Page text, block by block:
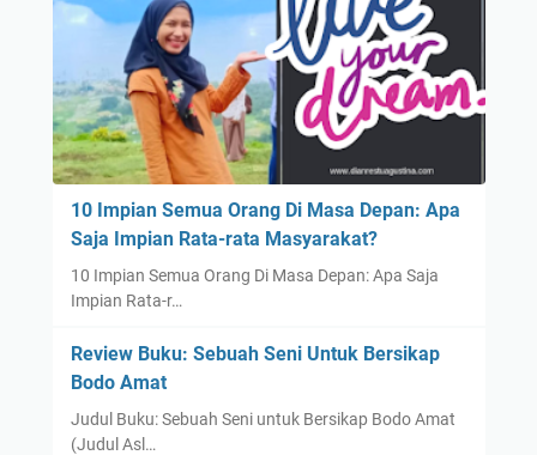
10 Impian Semua Orang Di Masa Depan: Apa
Saja Impian Rata-rata Masyarakat?
10 Impian Semua Orang Di Masa Depan: Apa Saja
Impian Rata-r…
Review Buku: Sebuah Seni Untuk Bersikap
Bodo Amat
Judul Buku: Sebuah Seni untuk Bersikap Bodo Amat
(Judul Asl…